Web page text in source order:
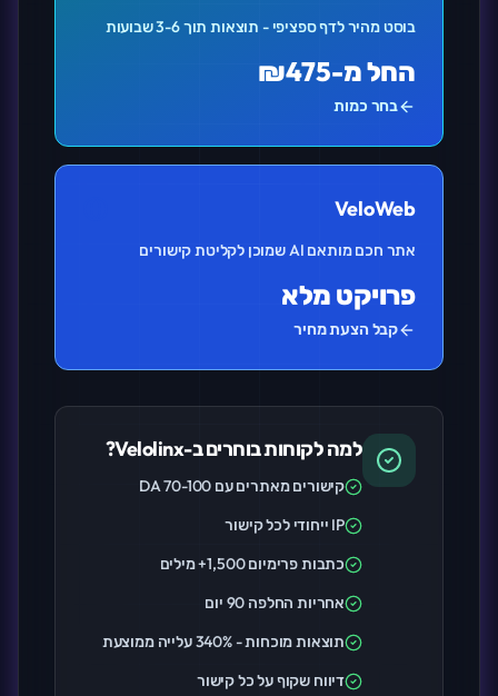
בוסט מהיר לדף ספציפי - תוצאות תוך 3-6 שבועות
החל מ-₪475
בחר כמות
VeloWeb
אתר חכם מותאם AI שמוכן לקליטת קישורים
פרויקט מלא
קבל הצעת מחיר
למה לקוחות בוחרים ב-Velolinx?
קישורים מאתרים עם DA 70-100
IP ייחודי לכל קישור
כתבות פרימיום 1,500+ מילים
אחריות החלפה 90 יום
תוצאות מוכחות - 340% עלייה ממוצעת
דיווח שקוף על כל קישור